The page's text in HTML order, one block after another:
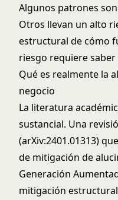
Algunos patrones
Otros llevan un alto
estructural de cómo
riesgo requiere saber
Qué es realmente la
negocio
La literatura
sustancial. Una
(arXiv:2401.01313)
de mitigación de
Generación
mitigación